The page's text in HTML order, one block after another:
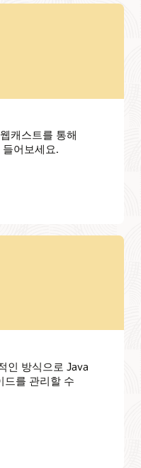
SE Advanced, Java
Java SE Subscription,
이 Java SE Universal
. 해당하는 제품을
업데이트를 받을 수
원을 필요로 하는 신규
캐스트를 통해
어보세요.
인 방식으로 Java
드를 관리할 수